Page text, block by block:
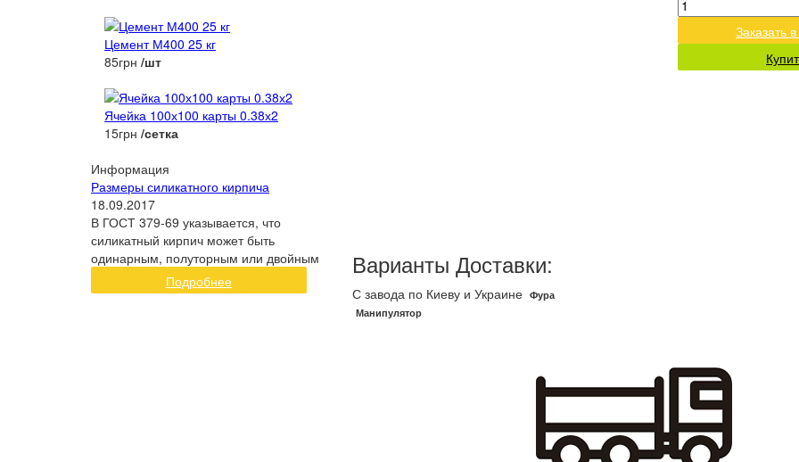
Цемент М400 25 кг
85грн /шт
Ячейка 100х100 карты 0.38х2
15грн /сетка
Информация
Размеры силикатного кирпича
18.09.2017
В ГОСТ 379-69 указывается, что
силикатный кирпич может быть
одинарным, полуторным или двойным
Подробнее
Заказать
Варианты Доставки:
С завода по Киеву и Украине Фура
Манипулятор